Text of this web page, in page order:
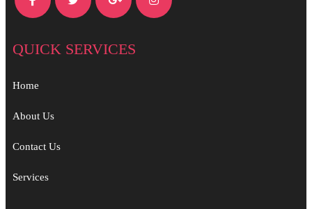
QUICK SERVICES
Home
About Us
Contact Us
Services